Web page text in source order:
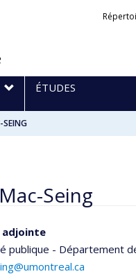
ÉTUDES
Seing
adjointe
publique - Département